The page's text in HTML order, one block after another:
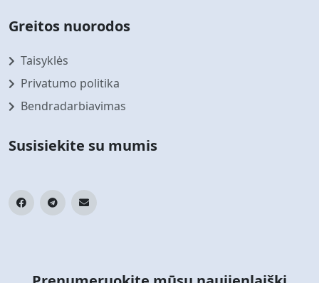
Greitos nuorodos
Taisyklės
Privatumo politika
Bendradarbiavimas
Susisiekite su mumis